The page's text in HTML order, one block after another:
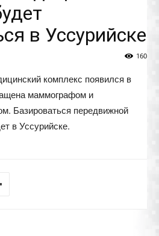
в Уссурийске
160
комплекс появился в
маммографом и
Базироваться передвижной
в Уссурийске.